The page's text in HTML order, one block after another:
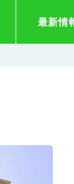
最新情